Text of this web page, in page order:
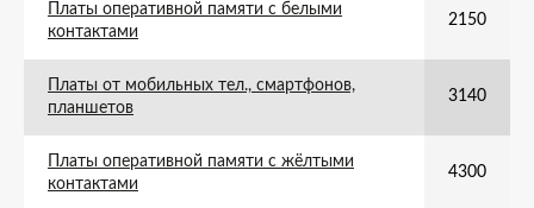
Платы оперативной памяти с белыми
контактами
2150
Платы от мобильных тел., смартфонов,
планшетов
3140
Платы оперативной памяти с жёлтыми
контактами
4300